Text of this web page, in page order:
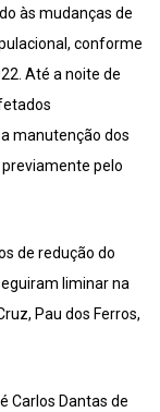
às mudanças de
conforme
Até a noite de
manutenção dos
pelo
de redução do
liminar na
Pau dos Ferros,
Carlos Dantas de